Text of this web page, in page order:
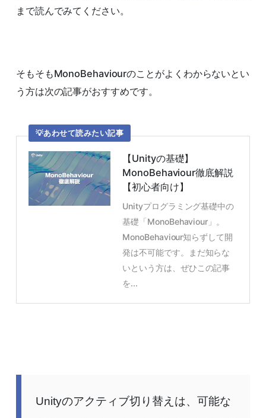
まで読んでみてください。
そもそもMonoBehaviourのことがよくわからないとい
う方は次の記事がおすすめです。
あわせて読みたい記事
【Unityの基礎】
MonoBehaviour徹底解説
【初心者向け】
Unityプログラミング基礎中の
基礎「MonoBehaviour」。
MonoBehaviour知らずして開
発は不可能です。まだ知らな
いという方は、ぜひこの記事
を...
Unityのアクティブ切り替えは、可能な